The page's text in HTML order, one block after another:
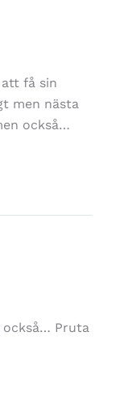
få sin
men nästa
också…
också… Pruta